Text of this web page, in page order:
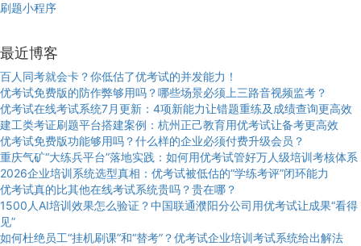
刷题小程序
最近博客
百人同考就会卡？你低估了优考试的并发能力！
优考试免费版的防作弊够用吗？哪些场景必须上三路音视频监考？
优考试在线考试系统7月更新：4项新能力让错题重练及成绩查询更高效
建工类考证刷题平台搭建案例：杭州正己教育用优考试让备考更高效
优考试免费版功能够用吗？什么样的企业必须付费升级会员？
重庆气矿“大练兵平台”落地实践：如何用优考试管好万人级培训考核体系
2026企业培训系统选型真相：优考试被低估的“学练考评”闭环能力
优考试真的比其他在线考试系统贵吗？贵在哪？
1500人AI培训效果怎么验证？中国联通濮阳分公司用优考试让成果“看得
见”
如何杜绝员工“挂机刷课”和“替考”？优考试企业培训考试系统给出解法